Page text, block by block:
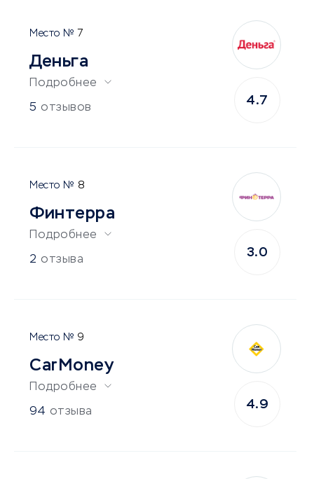
7
Деньга
Подробнее
5 отзывов
4.7
8
Финтерра
Подробнее
2 отзыва
3.0
9
CarMoney
Подробнее
94 отзыва
4.9